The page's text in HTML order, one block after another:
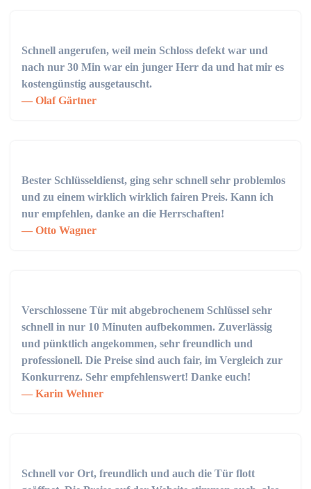
Schnell angerufen, weil mein Schloss defekt war und
nach nur 30 Min war ein junger Herr da und hat mir es
kostengünstig ausgetauscht.
Olaf Gärtner
Bester Schlüsseldienst, ging sehr schnell sehr problemlos
und zu einem wirklich wirklich fairen Preis. Kann ich
nur empfehlen, danke an die Herrschaften!
Otto Wagner
Verschlossene Tür mit abgebrochenem Schlüssel sehr
schnell in nur 10 Minuten aufbekommen. Zuverlässig
und pünktlich angekommen, sehr freundlich und
professionell. Die Preise sind auch fair, im Vergleich zur
Konkurrenz. Sehr empfehlenswert! Danke euch!
Karin Wehner
Schnell vor Ort, freundlich und auch die Tür flott